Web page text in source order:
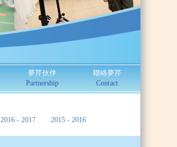
夢芹伙伴
Partnership
聯絡夢芹
Contact
2016 - 2017 2015 - 2016